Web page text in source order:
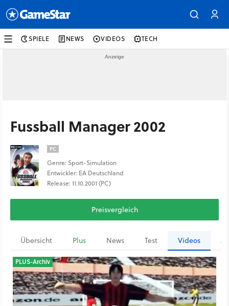
SPIELE NEWS VIDEOS TECH
Fussball Manager 2002
PC
Genre: Sport-Simulation
Entwickler: EA Deutschland
Release: 11.10.2001 (PC)
Preisvergleich
Übersicht Plus News Test Videos
PLUS-Archiv